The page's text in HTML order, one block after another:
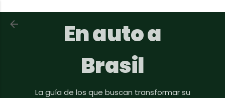
Ir al contenido principal
En auto a
Brasil
La guía de los que buscan transformar su